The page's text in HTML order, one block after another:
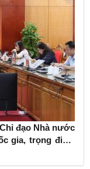
đạo Nhà nước
gia, trọng điểm